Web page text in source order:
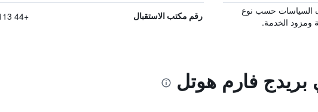
السياسات حسب نوع
ومزود الخدمة.
رقم مكتب الاستقبال +44 113 282 3718
بريدج فارم هوتل